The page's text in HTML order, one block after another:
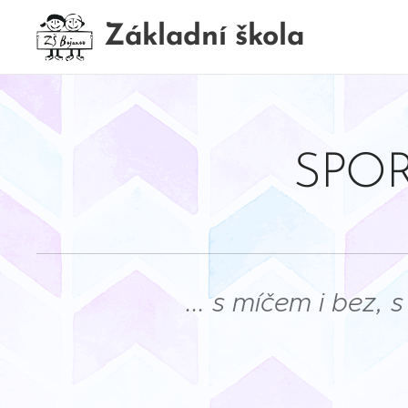
Základní škola
... s míčem i bez,